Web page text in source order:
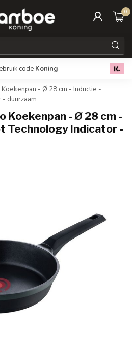
0
code Koning Gratis
- Ø 28 cm - Inductie -
duurzaam
Koekenpan - Ø 28 cm -
Technology Indicator -